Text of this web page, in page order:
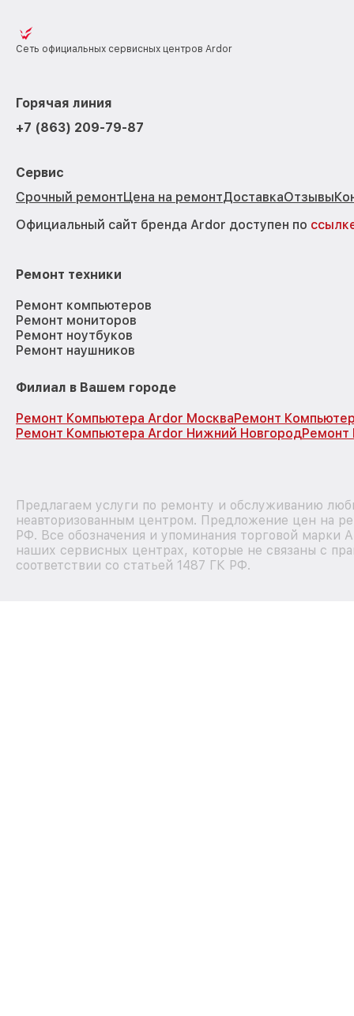
Сеть официальных сервисных центров Ardor
Горячая линия
+7 (863) 209-79-87
Сервис
Срочный ремонтЦена на ремонтДоставкаОтзывы
Официальный сайт бренда Ardor доступен по
Ремонт техники
Ремонт компьютеров
Ремонт мониторов
Ремонт ноутбуков
Ремонт наушников
Филиал в Вашем городе
Ремонт Компьютера Ardor МоскваРемонт
Ремонт Компьютера Ardor Нижний НовгородРемонт
Предлагаем услуги по ремонту и обслуживанию
неавторизованным центром. Предложение цен на
РФ. Все обозначения и упоминания торговой марки
наших сервисных центрах, которые не связаны с
соответствии со статьей 1487 ГК РФ.